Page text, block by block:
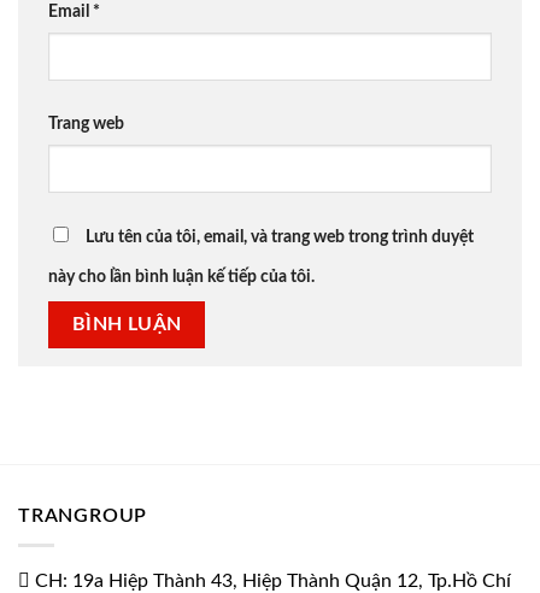
Email *
Trang web
Lưu tên của tôi, email, và trang web trong trình duyệt
này cho lần bình luận kế tiếp của tôi.
TRANGROUP
CH: 19a Hiệp Thành 43, Hiệp Thành Quận 12, Tp.Hồ Chí